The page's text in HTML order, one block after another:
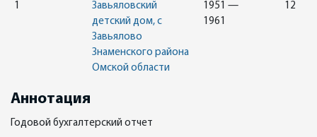
1
Завьяловский
детский дом, с
Завьялово
Знаменского района
Омской области
1951 —
1961
12
Аннотация
Годовой бухгалтерский отчет